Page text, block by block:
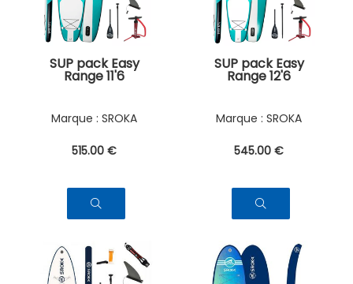
SUP pack Easy
Range 11'6
SROKA
515.00 €
SUP pack Easy
Range 12'6
SROKA
545.00 €